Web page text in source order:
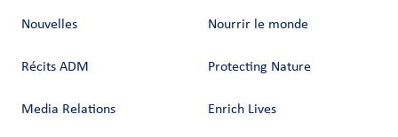
Nouvelles
Récits ADM
Media Relations
Nourrir le monde
Protecting Nature
Enrich Lives